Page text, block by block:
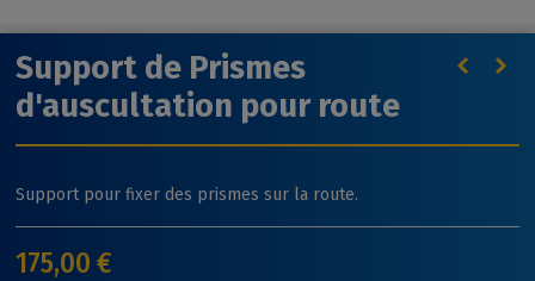
Support de Prismes
d'auscultation pour route
Support pour fixer des prismes sur la route.
175,00 €